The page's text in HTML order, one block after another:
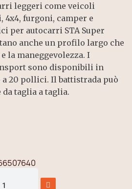
leggeri come veicoli
furgoni, camper e
per autocarri STA Super
anche un profilo largo che
la maneggevolezza. I
sono disponibili in
a 20 pollici. Il battistrada può
taglia a taglia.